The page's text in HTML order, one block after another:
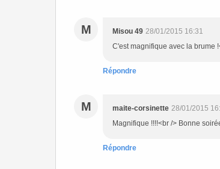
M Misou 49 28/01/2015 16:31
C'est magnifique avec la brume
Répondre
M maite-corsinette 28/01/2015
Magnifique !!!!<br /> Bonne
Répondre